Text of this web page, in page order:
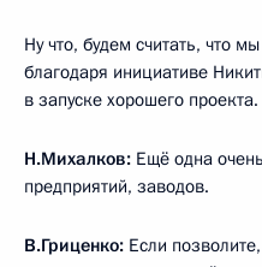
Ну что, будем считать, что
благодаря инициативе
в запуске хорошего
Н.Михалков: Ещё одна
предприятий, заводов.
В.Гриценко: Если